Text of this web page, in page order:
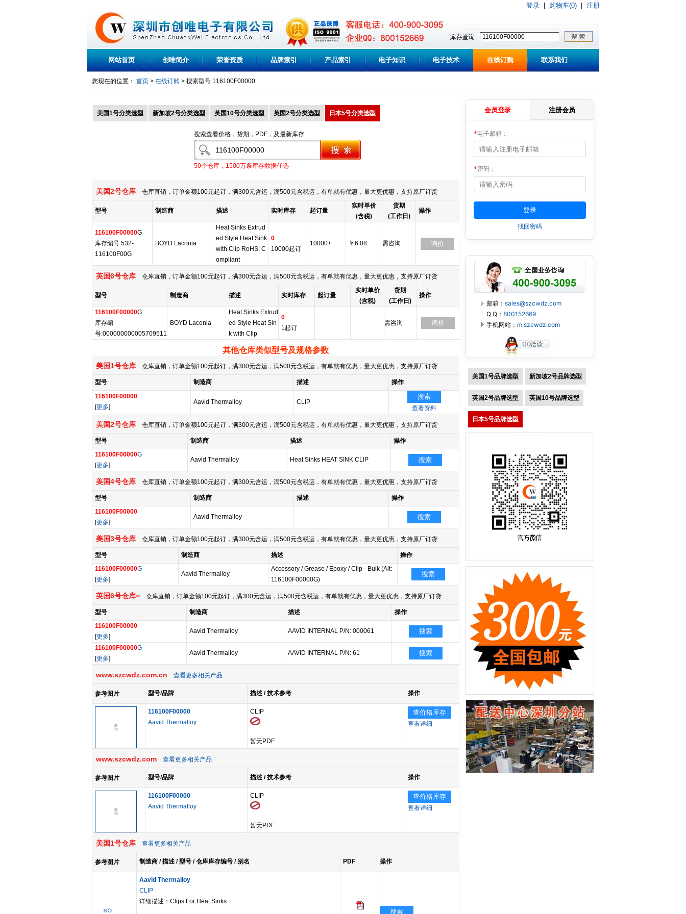
登录 购物车(0) 注册
网站首页 创唯简介 荣誉资质 品牌索引 产品索引 电子知识 电子技术 在线订购 联系我们
您现在的位置： 首页 > 在线订购 > 搜索型号 116100F00000
美国1号分类选型 新加坡2号分类选型 英国10号分类选型 英国2号分类选型 日本5号分类选型
搜索查看价格，货期，PDF，及最新库存
50个仓库，1500万条库存数据任选
美国2号仓库 仓库直销，订单金额100元起订，满300元含运，满500元含税运，有单就有优惠，量大更优惠，支持原厂订货
型号 制造商 描述 实时库存 起订量
实时单价
(含税)
货期
(工作日)
操作
116100F00000G
库存编号:532-
116100F00G
BOYD Laconia
Heat Sinks Extrud
ed Style Heat Sink
with Clip RoHS: C
ompliant
0
10000起订
10000+ ￥6.08 需咨询 询价
英国6号仓库 仓库直销，订单金额100元起订，满300元含运，满500元含税运，有单就有优惠，量大更优惠，支持原厂订货
型号 制造商 描述 实时库存 起订量
实时单价
(含税)
货期
(工作日)
操作
116100F00000G
库存编
号:000000000005709511
BOYD Laconia
Heat Sinks Extrud
ed Style Heat Sin
k with Clip
0
1起订
需咨询 询价
其他仓库类似型号及规格参数
美国1号仓库 仓库直销，订单金额100元起订，满300元含运，满500元含税运，有单就有优惠，量大更优惠，支持原厂订货
型号 制造商 描述
操作
116100F00000
[更多]
Aavid Thermalloy CLIP
搜索
查看资料
美国2号仓库 仓库直销，订单金额100元起订，满300元含运，满500元含税运，有单就有优惠，量大更优惠，支持原厂订货
型号 制造商 描述
操作
116100F00000G
[更多]
Aavid Thermalloy Heat Sinks HEAT SINK CLIP 搜索
美国4号仓库 仓库直销，订单金额100元起订，满300元含运，满500元含税运，有单就有优惠，量大更优惠，支持原厂订货
型号 制造商 描述
操作
116100F00000
[更多]
Aavid Thermalloy 搜索
美国3号仓库 仓库直销，订单金额100元起订，满300元含运，满500元含税运，有单就有优惠，量大更优惠，支持原厂订货
型号 制造商 描述
操作
116100F00000G
[更多]
Aavid Thermalloy
Accessory / Grease / Epoxy / Clip - Bulk (Alt:
116100F00000G)
搜索
英国6号仓库= 仓库直销，订单金额100元起订，满300元含运，满500元含税运，有单就有优惠，量大更优惠，支持原厂订货
型号 制造商 描述
操作
116100F00000
[更多]
Aavid Thermalloy AAVID INTERNAL P/N: 000061 搜索
116100F00000G
[更多]
Aavid Thermalloy AAVID INTERNAL P/N: 61 搜索
www.szcwdz.com.cn 查看更多相关产品
参考图片 型号/品牌 描述 / 技术参考 操作
116100F00000
Aavid Thermalloy
CLIP
暂无PDF
查价格库存
查看详细
www.szcwdz.com 查看更多相关产品
参考图片 型号/品牌 描述 / 技术参考 操作
116100F00000
Aavid Thermalloy
CLIP
暂无PDF
查价格库存
查看详细
美国1号仓库 查看更多相关产品
参考图片 制造商 / 描述 / 型号 / 仓库库存编号 / 别名 PDF 操作
Aavid Thermalloy
CLIP
详细描述：Clips For Heat Sinks
搜索
会员登录 注册会员
*电子邮箱：
*密码：
找回密码
邮箱： sales@szcwdz.com
Q Q： 800152669
手机网站： m.szcwdz.com
美国1号品牌选型 新加坡2号品牌选型
英国2号品牌选型 英国10号品牌选型
日本5号品牌选型